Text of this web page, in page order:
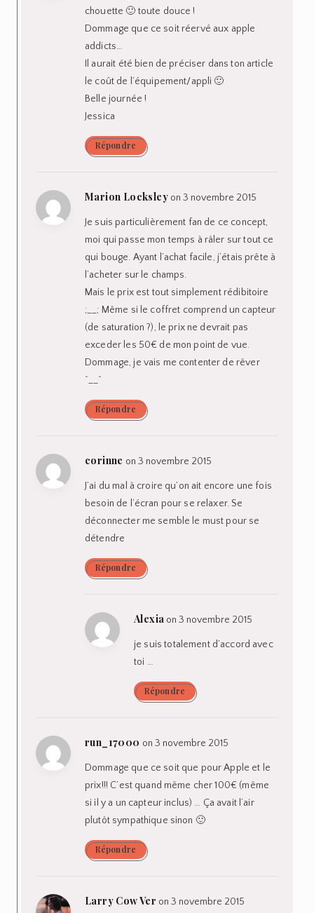
chouette 🙂 toute douce !
Dommage que ce soit réervé aux apple
addicts…
Il aurait été bien de préciser dans ton article
le coût de l’équipement/appli 🙂
Belle journée !
Jessica
Répondre
Marion Locksley on 3 novembre 2015
Je suis particulièrement fan de ce concept,
moi qui passe mon temps à râler sur tout ce
qui bouge. Ayant l’achat facile, j’étais prête à
l’acheter sur le champs.
Mais le prix est tout simplement rédibitoire
;__; Même si le coffret comprend un capteur
(de saturation ?), le prix ne devrait pas
exceder les 50€ de mon point de vue.
Dommage, je vais me contenter de rêver
^__^
Répondre
corinne on 3 novembre 2015
J’ai du mal à croire qu’on ait encore une fois
besoin de l’écran pour se relaxer. Se
déconnecter me semble le must pour se
détendre
Répondre
Alexia on 3 novembre 2015
je suis totalement d’accord avec
toi …
Répondre
run_17000 on 3 novembre 2015
Dommage que ce soit que pour Apple et le
prix!!! C’est quand même cher 100€ (même
si il y a un capteur inclus) … Ça avait l’air
plutôt sympathique sinon 🙂
Répondre
Larry Cow Ver on 3 novembre 2015